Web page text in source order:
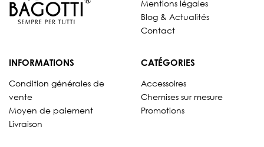
Mentions légales
Blog & Actualités
Contact
INFORMATIONS
Condition générales de
vente
Moyen de paiement
Livraison
CATÉGORIES
Accessoires
Chemises sur mesure
Promotions